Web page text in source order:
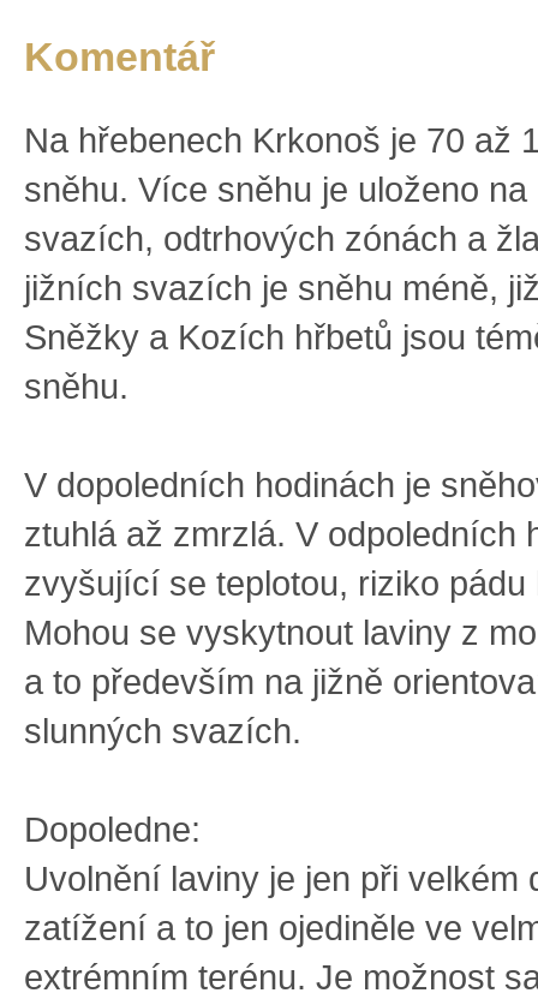
Komentář
Na hřebenech Krkonoš je 70 až
sněhu. Více sněhu je uloženo
svazích, odtrhových zónách a
jižních svazích je sněhu méně,
Sněžky a Kozích hřbetů jsou
sněhu.
V dopoledních hodinách je
ztuhlá až zmrzlá. V odpoledních
zvyšující se teplotou, riziko pádu
Mohou se vyskytnout laviny z
a to především na jižně
slunných svazích.
Dopoledne:
Uvolnění laviny je jen při velkém
zatížení a to jen ojediněle ve
extrémním terénu. Je možnost